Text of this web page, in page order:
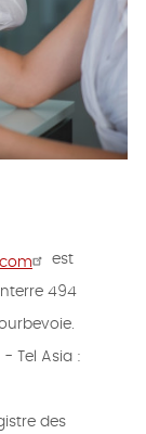
est
494
Tel Asia :
des